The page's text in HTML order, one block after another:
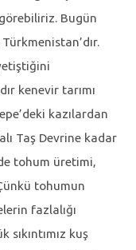
Bugün
kenevir tarımı
kazılardan
Taş Devrine kadar
tohum üretimi,
tohumun
fazlalığı
sıkıntımız kuş